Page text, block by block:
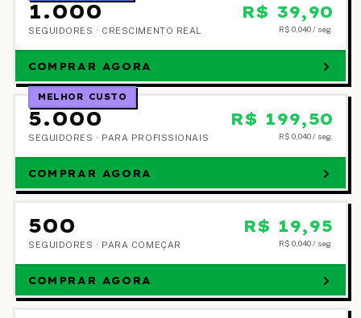
1.000
SEGUIDORES · CRESCIMENTO REAL
R$ 39,90
R$ 0,040/ seg.
COMPRAR AGORA
MELHOR CUSTO
5.000
SEGUIDORES · PARA PROFISSIONAIS
R$ 199,50
R$ 0,040/ seg.
COMPRAR AGORA
500
SEGUIDORES · PARA COMEÇAR
R$ 19,95
R$ 0,040/ seg.
COMPRAR AGORA